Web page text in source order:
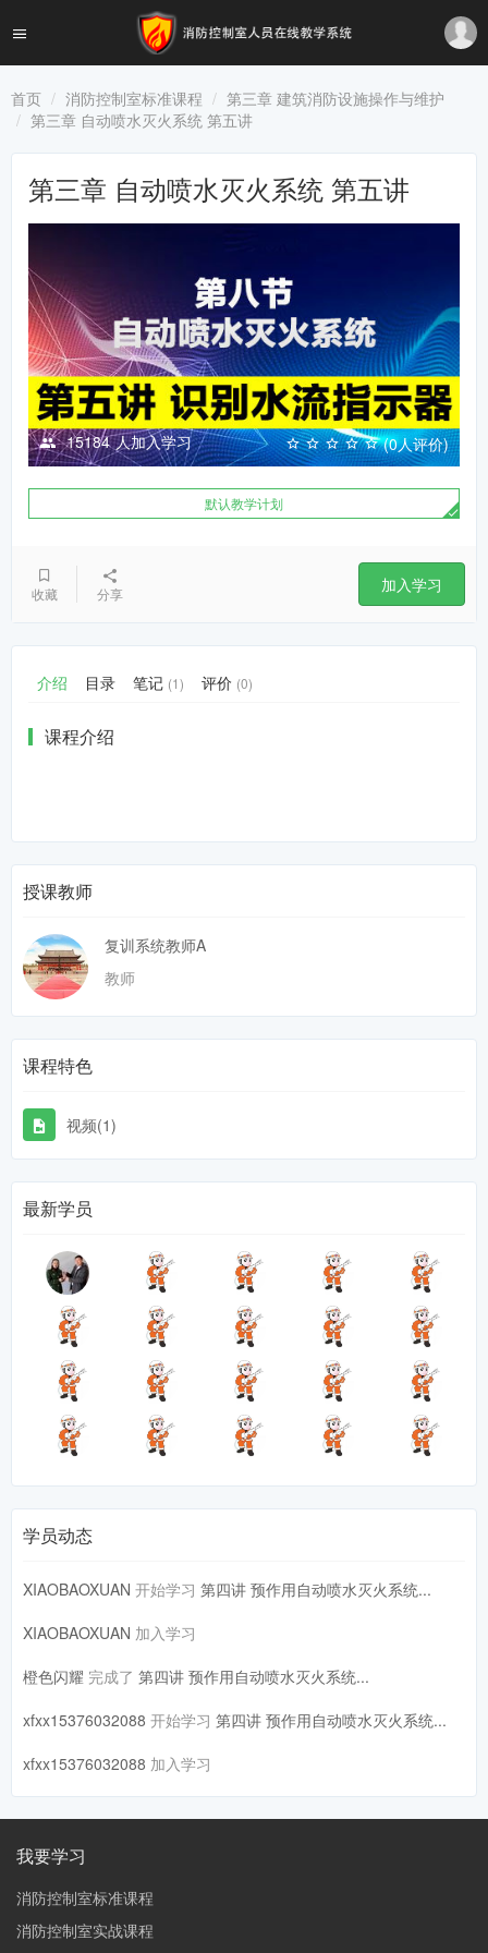
首页 消防控制室标准课程
第三章 建筑消防设施操作与维护
第三章 自动喷水灭火系统 第五讲
第三章 自动喷水灭火系统 第五讲
15184 人加入学习 (0人评价)
默认教学计划
收藏 分享 加入学习
介绍 目录 笔记 (1) 评价 (0)
课程介绍
授课教师
复训系统教师A
教师
课程特色
视频(1)
最新学员
学员动态
XIAOBAOXUAN 开始学习 第四讲 预作用自动喷水灭火系统...
XIAOBAOXUAN 加入学习
橙色闪耀 完成了 第四讲 预作用自动喷水灭火系统...
xfxx15376032088 开始学习 第四讲 预作用自动喷水灭火系统...
xfxx15376032088 加入学习
我要学习
消防控制室标准课程
消防控制室实战课程